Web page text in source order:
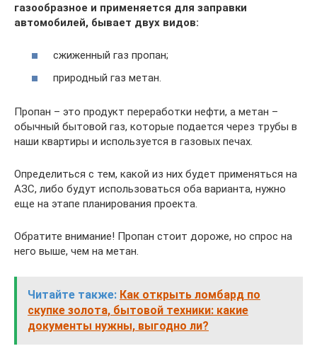
газообразное и применяется для заправки
автомобилей, бывает двух видов:
сжиженный газ пропан;
природный газ метан.
Пропан – это продукт переработки нефти, а метан –
обычный бытовой газ, которые подается через трубы в
наши квартиры и используется в газовых печах.
Определиться с тем, какой из них будет применяться на
АЗС, либо будут использоваться оба варианта, нужно
еще на этапе планирования проекта.
Обратите внимание! Пропан стоит дороже, но спрос на
него выше, чем на метан.
Читайте также: Как открыть ломбард по
скупке золота, бытовой техники: какие
документы нужны, выгодно ли?